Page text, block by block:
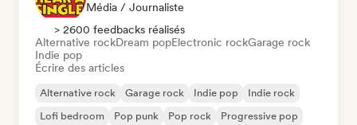
Média / Journaliste
> 2600 feedbacks réalisés
Alternative rockDream popElectronic rockGarage rock
Indie pop
Écrire des articles
Alternative rock Garage rock Indie pop
Indie rock
Lofi bedroom
Pop punk Pop rock Progressive pop